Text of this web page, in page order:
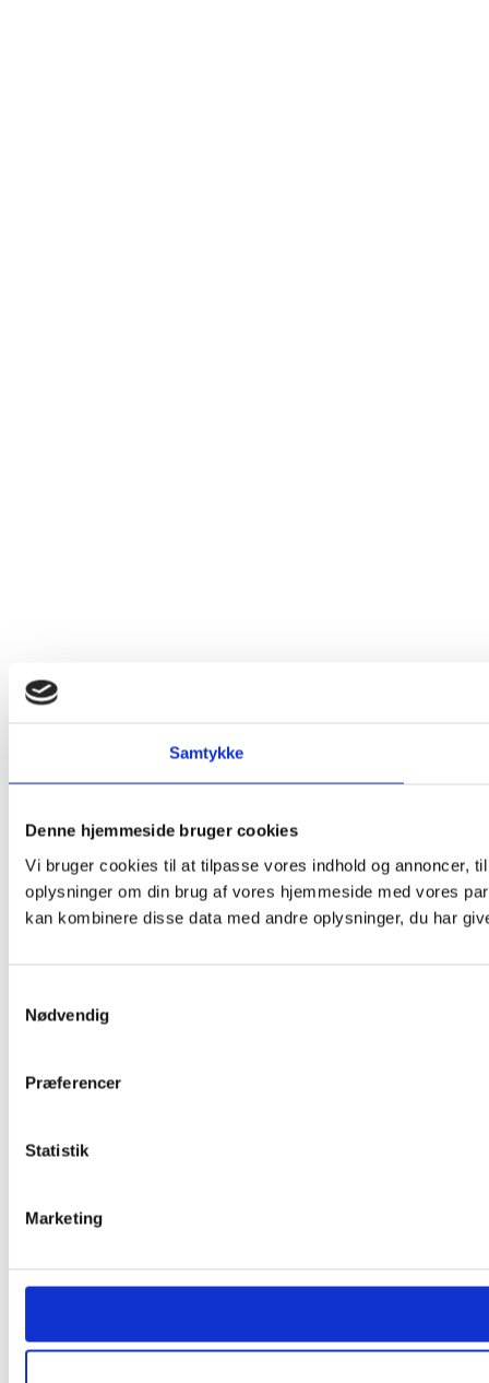
Samtykke
Denne hjemmeside bruger cookies
Vi bruger cookies til at tilpasse vores indhold og annoncer,
oplysninger om din brug af vores hjemmeside med vores
kan kombinere disse data med andre oplysninger, du har
Nødvendig
Præferencer
Statistik
Marketing